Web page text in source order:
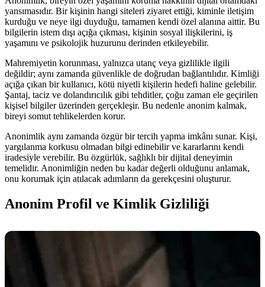
yansımasıdır. Bir kişinin hangi siteleri ziyaret ettiği, kiminle iletişim
kurduğu ve neye ilgi duyduğu, tamamen kendi özel alanına aittir. Bu
bilgilerin istem dışı açığa çıkması, kişinin sosyal ilişkilerini, iş
yaşamını ve psikolojik huzurunu derinden etkileyebilir.
Mahremiyetin korunması, yalnızca utanç veya gizlilikle ilgili
değildir; aynı zamanda güvenlikle de doğrudan bağlantılıdır. Kimliği
açığa çıkan bir kullanıcı, kötü niyetli kişilerin hedefi haline gelebilir.
Şantaj, taciz ve dolandırıcılık gibi tehditler, çoğu zaman ele geçirilen
kişisel bilgiler üzerinden gerçekleşir. Bu nedenle anonim kalmak,
bireyi somut tehlikelerden korur.
Anonimlik aynı zamanda özgür bir tercih yapma imkânı sunar. Kişi,
yargılanma korkusu olmadan bilgi edinebilir ve kararlarını kendi
iradesiyle verebilir. Bu özgürlük, sağlıklı bir dijital deneyimin
temelidir. Anonimliğin neden bu kadar değerli olduğunu anlamak,
onu korumak için atılacak adımların da gerekçesini oluşturur.
Anonim Profil ve Kimlik Gizliliği